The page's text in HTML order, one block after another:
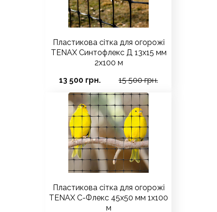
Пластикова сітка для огорожі
TENAX Синтофлекс Д 13х15 мм
2х100 м
13 500 грн.
15 500 грн.
Пластикова сітка для огорожі
TENAX С-Флекс 45х50 мм 1х100
м